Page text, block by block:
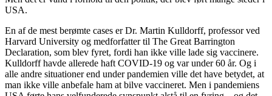
USA.
En af de mest berømte cases er Dr. Martin Kulldorff, professor ved
Harvard University og medforfatter til The Great Barrington
Declaration, som blev fyret, fordi han ikke ville lade sig vaccinere.
Kulldorff havde allerede haft COVID-19 og var under 60 år. Og i
alle andre situationer end under pandemien ville det have betydet, at
man ikke ville anbefale ham at bilve vaccineret. Men i pandemiens